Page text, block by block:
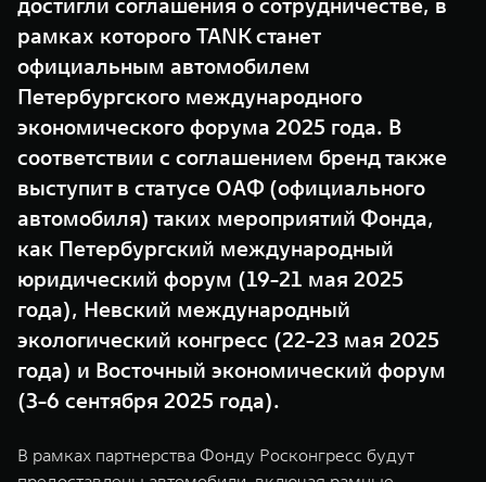
WEY 07
Расширяя границы комфорта
от 6 149 000 ₽
WEY 05
WEY 80
Масштаб возможностей
от 6 449 000 ₽
Масштаб
от 8 099
рамках которого TANK станет
официальным автомобилем
Петербургского международного
экономического форума 2025 года. В
соответствии с соглашением бренд также
выступит в статусе ОАФ (официального
автомобиля) таких мероприятий Фонда,
как Петербургский международный
юридический форум (19-21 мая 2025
года), Невский международный
экологический конгресс (22-23 мая 2025
года) и Восточный экономический форум
(3-6 сентября 2025 года).
В рамках партнерства Фонду Росконгресс будут